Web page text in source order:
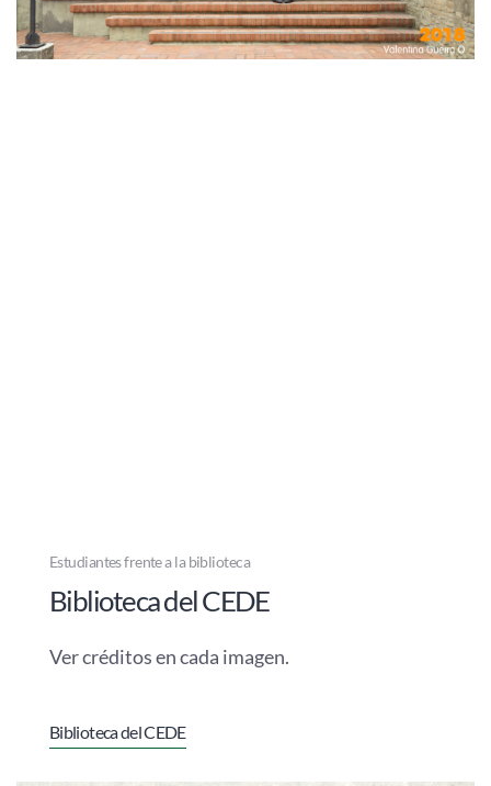
Estudiantes frente a la biblioteca
Biblioteca del CEDE
Ver créditos en cada imagen.
Biblioteca del CEDE